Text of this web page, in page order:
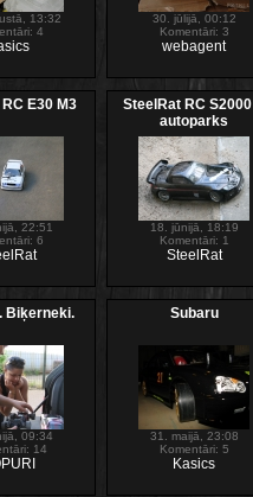
13:32
4
30. jūlijā, 00:12
Komentāri: 3
webagent
E30 M3
22:51
6
SteelRat RC
autoparks
18. jūnijā, 18:19
Komentāri: 1
SteelRat
Biķerneki.
09:34
14
Subaru
31. maijā, 23:08
Komentāri: 5
Kasics